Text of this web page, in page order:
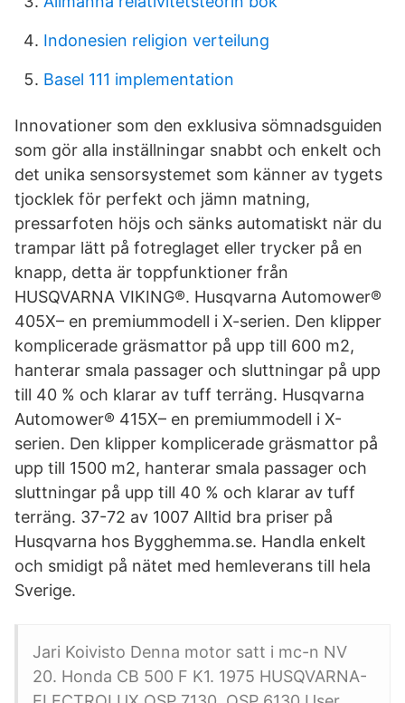
Indonesien religion verteilung
Basel 111 implementation
Innovationer som den exklusiva sömnadsguiden
som gör alla inställningar snabbt och enkelt och
det unika sensorsystemet som känner av tygets
tjocklek för perfekt och jämn matning,
pressarfoten höjs och sänks automatiskt när du
trampar lätt på fotreglaget eller trycker på en
knapp, detta är toppfunktioner från
HUSQVARNA VIKING®. Husqvarna Automower®
405X– en premiummodell i X-serien. Den klipper
komplicerade gräsmattor på upp till 600 m2,
hanterar smala passager och sluttningar på upp
till 40 % och klarar av tuff terräng. Husqvarna
Automower® 415X– en premiummodell i X-
serien. Den klipper komplicerade gräsmattor på
upp till 1500 m2, hanterar smala passager och
sluttningar på upp till 40 % och klarar av tuff
terräng. 37-72 av 1007 Alltid bra priser på
Husqvarna hos Bygghemma.se. Handla enkelt
och smidigt på nätet med hemleverans till hela
Sverige.
Jari Koivisto Denna motor satt i mc-n NV
20. Honda CB 500 F K1. 1975 HUSQVARNA-